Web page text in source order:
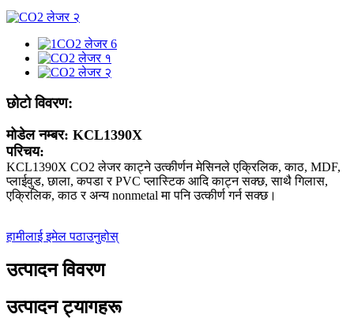
छोटो विवरण:
मोडेल नम्बर: KCL1390X
परिचय:
KCL1390X CO2 लेजर काट्ने उत्कीर्णन मेसिनले एक्रिलिक, काठ, MDF,
प्लाईवुड, छाला, कपडा र PVC प्लास्टिक आदि काट्न सक्छ, साथै गिलास,
एक्रिलिक, काठ र अन्य nonmetal मा पनि उत्कीर्ण गर्न सक्छ।
हामीलाई इमेल पठाउनुहोस्
उत्पादन विवरण
उत्पादन ट्यागहरू